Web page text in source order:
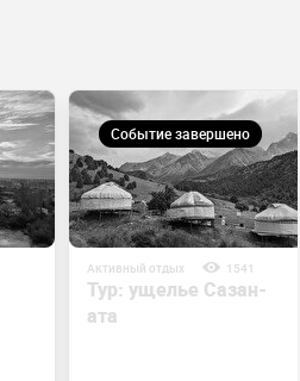
Событие завершено
Активный отдых 1541
Тур: ущелье Сазан-
ата